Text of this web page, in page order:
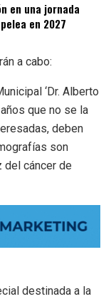
en una jornada
en 2027
a cabo:
‘Dr. Alberto
que no se la
deben
son
del cáncer de
destinada a la